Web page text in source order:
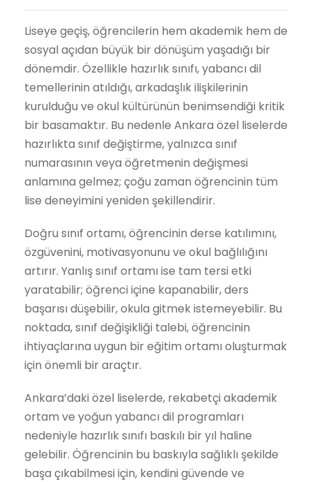
Liseye geçiş, öğrencilerin hem akademik hem de
sosyal açıdan büyük bir dönüşüm yaşadığı bir
dönemdir. Özellikle hazırlık sınıfı, yabancı dil
temellerinin atıldığı, arkadaşlık ilişkilerinin
kurulduğu ve okul kültürünün benimsendiği kritik
bir basamaktır. Bu nedenle Ankara özel liselerde
hazırlıkta sınıf değiştirme, yalnızca sınıf
numarasının veya öğretmenin değişmesi
anlamına gelmez; çoğu zaman öğrencinin tüm
lise deneyimini yeniden şekillendirir.
Doğru sınıf ortamı, öğrencinin derse katılımını,
özgüvenini, motivasyonunu ve okul bağlılığını
artırır. Yanlış sınıf ortamı ise tam tersi etki
yaratabilir; öğrenci içine kapanabilir, ders
başarısı düşebilir, okula gitmek istemeyebilir. Bu
noktada, sınıf değişikliği talebi, öğrencinin
ihtiyaçlarına uygun bir eğitim ortamı oluşturmak
için önemli bir araçtır.
Ankara’daki özel liselerde, rekabetçi akademik
ortam ve yoğun yabancı dil programları
nedeniyle hazırlık sınıfı baskılı bir yıl haline
gelebilir. Öğrencinin bu baskıyla sağlıklı şekilde
başa çıkabilmesi için, kendini güvende ve